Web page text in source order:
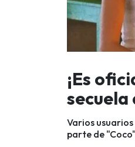
¡Es
secuela
Varios
parte de